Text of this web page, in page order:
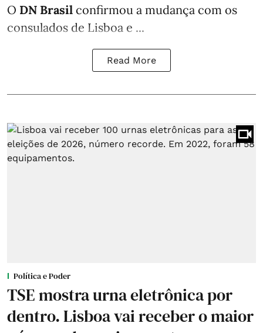
O DN Brasil confirmou a mudança com os
consulados de Lisboa e ...
Read More
Política e Poder
TSE mostra urna eletrônica por
dentro. Lisboa vai receber o maior